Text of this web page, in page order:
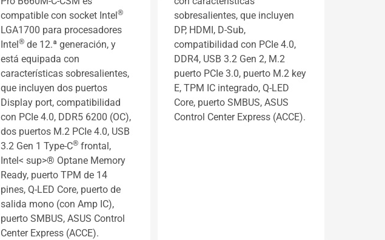
compatible con socket Intel ®
LGA1700 para procesadores
Intel ®de 12.ª generación, y
está equipada con
características sobresalientes,
que incluyen dos puertos
Display port, compatibilidad
con PCIe 4.0, DDR5 6200 (OC),
dos puertos M.2 PCIe 4.0, USB
3.2 Gen 1 Type-C®frontal,
Intel< sup>® Optane Memory
Ready, puerto TPM de 14
pines, Q-LED Core, puerto de
salida mono (con Amp IC),
puerto SMBUS, ASUS Control
Center Express (ACCE).
sobresalientes, que incluyen
DP, HDMI, D-Sub,
compatibilidad con PCIe 4.0,
DDR4, USB 3.2 Gen 2, M.2
puerto PCIe 3.0, puerto M.2 key
E, TPM IC integrado, Q-LED
Core, puerto SMBUS, ASUS
Control Center Express (ACCE).